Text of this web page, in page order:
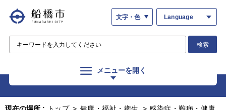
文字・色 Language
検索
メニューを開く